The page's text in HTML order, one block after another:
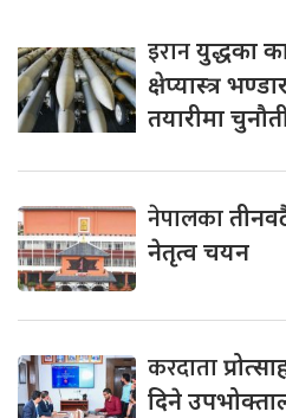
इरानयुद्धका
क्षेप्यास्त्र
तयारीमा
नेपालका
नेतृत्व चयन
करदाता
दिने